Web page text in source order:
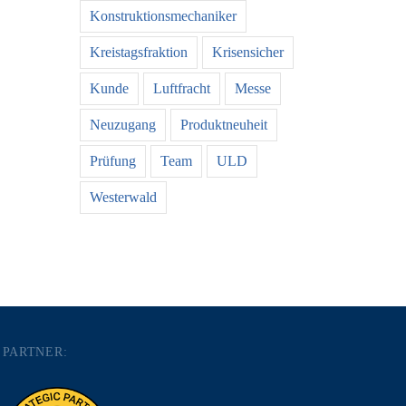
Konstruktionsmechaniker
Kreistagsfraktion Krisensicher
Kunde Luftfracht Messe
Neuzugang Produktneuheit
Prüfung Team ULD
Westerwald
PARTNER: